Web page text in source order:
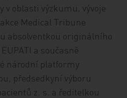
v oblasti výzkumu, vývoje
Medical Tribune
absolventkou originálního
a současně
národní platformy
předsedkyní výboru
z. s. a ředitelkou